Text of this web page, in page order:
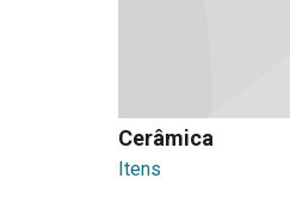
Cerâmica
Itens